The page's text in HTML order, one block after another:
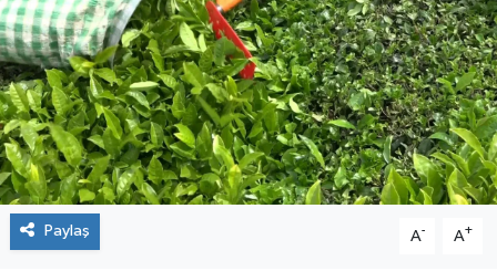
Paylaş A- A+